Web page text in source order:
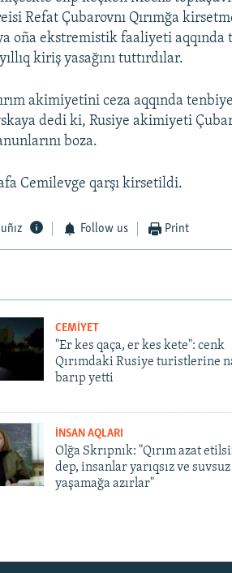
Refat Çubarovnı Qırımğa
oña ekstremistik faaliyeti
kiriş yasağını tuttırdılar.
akimiyetini ceza aqqında
dedi ki, Rusiye akimiyeti
boza.
Cemilevge qarşı kirsetildi.
Follow us Print
CEMİYET
"Er kes qaça, er kes kete": cenk
Qırımdaki Rusiye turistlerine
barıp yetti
İNSAN AQLARI
Olğa Skrıpnık: "Qırım azat
dep, insanlar yarıqsız ve suvsuz
yaşamağa azırlar"